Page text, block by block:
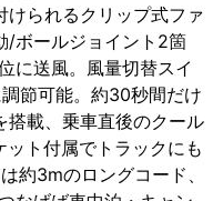
けられるクリップ式ファ
/ボールジョイント2箇
に送風。風量切替スイ
節可能。約30秒間だけ
搭載、乗車直後のクール
ト付属でトラックにも
約3mのロングコード、